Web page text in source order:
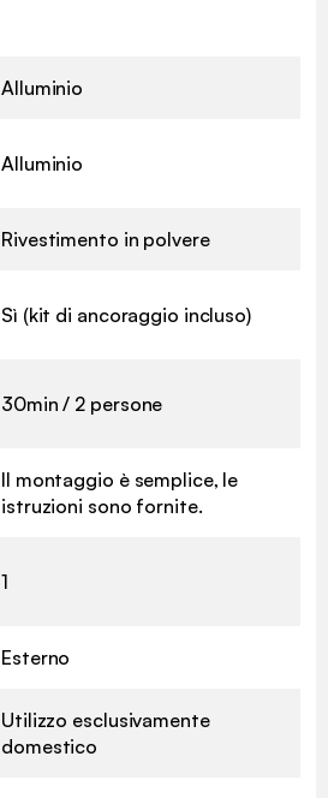
Alluminio
Alluminio
Rivestimento in polvere
Sì (kit di ancoraggio incluso)
30min / 2 persone
Il montaggio è semplice, le
istruzioni sono fornite.
1
Esterno
Utilizzo esclusivamente
domestico